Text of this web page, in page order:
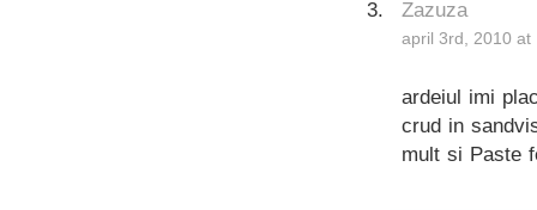
Zazuza
april 3rd, 2010 at
ardeiul imi
crud in
mult si Paste